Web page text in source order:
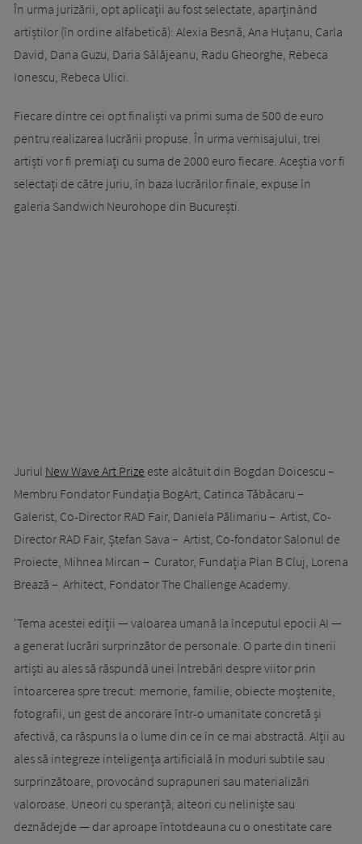
În urma jurizării, opt aplicații au fost selectate, aparținând
artiștilor (în ordine alfabetică): Alexia Besnă, Ana Huțanu, Carla
David, Dana Guzu, Daria Sălăjeanu, Radu Gheorghe, Rebeca
Ionescu, Rebeca Ulici.
Fiecare dintre cei opt finaliști va primi suma de 500 de euro
pentru realizarea lucrării propuse. În urma vernisajului, trei
artiști vor fi premiați cu suma de 2000 euro fiecare. Aceștia vor fi
selectați de către juriu, în baza lucrărilor finale, expuse în
galeria Sandwich Neurohope din București.
Juriul New Wave Art Prize este alcătuit din Bogdan Doicescu –
Membru Fondator Fundația BogArt, Catinca Tăbăcaru –
Galerist, Co-Director RAD Fair, Daniela Pălimariu – Artist, Co-
Director RAD Fair, Ștefan Sava – Artist, Co-fondator Salonul de
Proiecte, Mihnea Mircan – Curator, Fundația Plan B Cluj, Lorena
Brează – Arhitect, Fondator The Challenge Academy.
'Tema acestei ediții — valoarea umană la începutul epocii AI —
a generat lucrări surprinzător de personale. O parte din tinerii
artiști au ales să răspundă unei întrebări despre viitor prin
întoarcerea spre trecut: memorie, familie, obiecte moștenite,
fotografii, un gest de ancorare într-o umanitate concretă și
afectivă, ca răspuns la o lume din ce în ce mai abstractă. Alții au
ales să integreze inteligența artificială în moduri subtile sau
surprinzătoare, provocând suprapuneri sau materializări
valoroase. Uneori cu speranță, alteori cu neliniște sau
deznădejde — dar aproape întotdeauna cu o onestitate care